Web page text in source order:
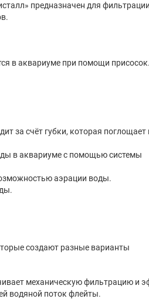
устанавливается в аквариуме при помощи присосок.
насадку с возможностью аэрации воды.
механическую фильтрацию и эффект
водяной поток флейты.